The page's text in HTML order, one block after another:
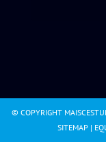
© COPYRIGHT
SITEMAP |